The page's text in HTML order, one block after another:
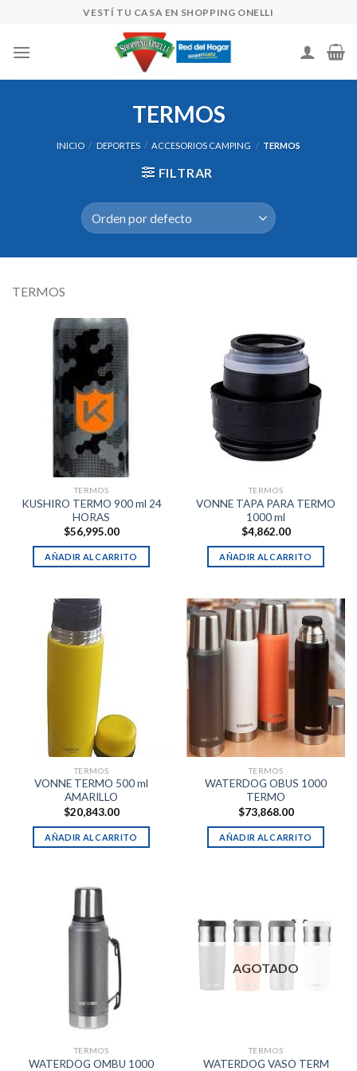
content
VESTÍ TU CASA EN SHOPPING ONELLI
TERMOS
INICIO / DEPORTES / ACCESORIOS CAMPING / TERMOS
FILTRAR
TERMOS
TERMOS
KUSHIRO TERMO 900 ml 24
HORAS
$56,995.00
AÑADIR AL CARRITO
TERMOS
VONNE TAPA PARA TERMO
1000 ml
$4,862.00
AÑADIR AL CARRITO
TERMOS
VONNE TERMO 500 ml
AMARILLO
$20,843.00
AÑADIR AL CARRITO
TERMOS
WATERDOG OBUS 1000
TERMO
$73,868.00
AÑADIR AL CARRITO
TERMOS
WATERDOG OMBU 1000
AGOTADO
TERMOS
WATERDOG VASO TERM